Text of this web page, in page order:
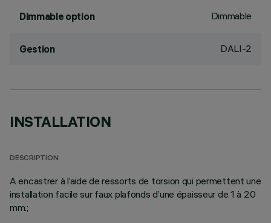
Dimmable option Dimmable
Gestion DALI-2
INSTALLATION
DESCRIPTION
A encastrer à l’aide de ressorts de torsion qui permettent une
installation facile sur faux plafonds d’une épaisseur de 1 à 20
mm.;